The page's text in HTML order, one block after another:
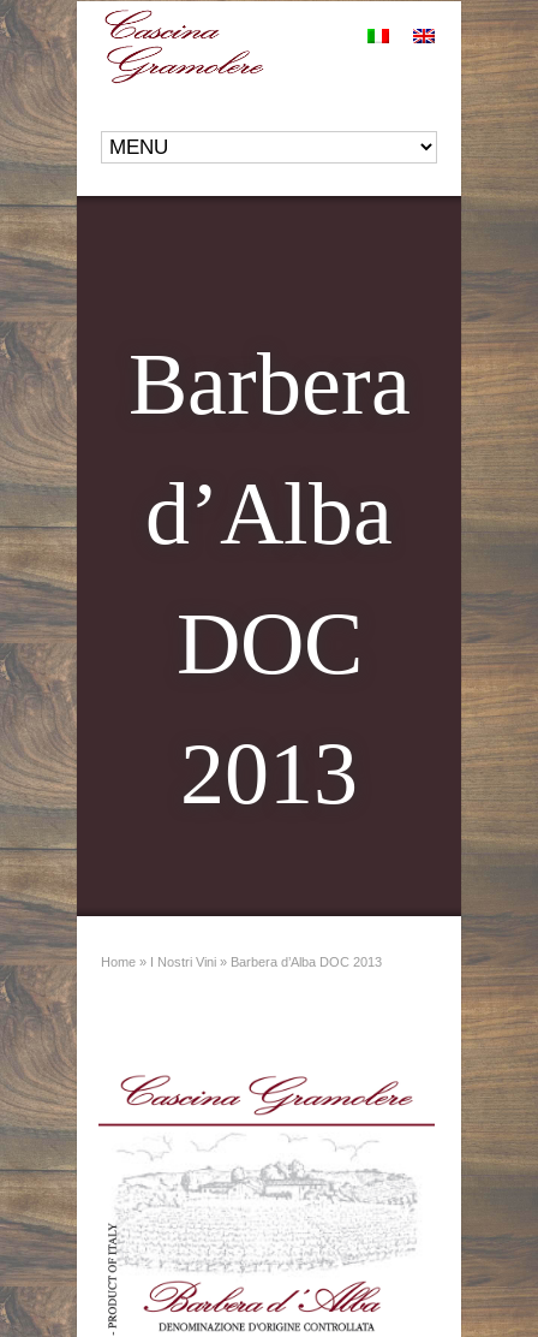
Barbera
d’Alba
DOC
2013
Home » I Nostri Vini » Barbera d’Alba DOC 2013